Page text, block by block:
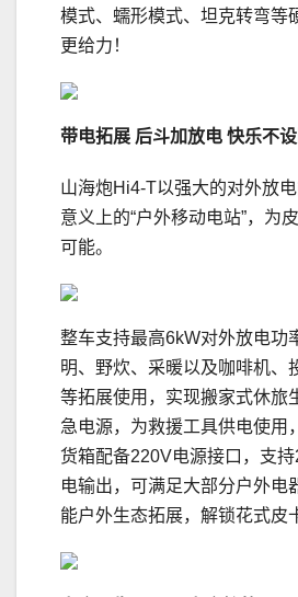
模式、蠕形模式、坦克转弯等
更给力！
带电拓展 后斗加放电 快乐不
山海炮Hi4-T以强大的对外放
意义上的“户外移动电站”，为
可能。
整车支持最高6kW对外放电功
明、野炊、采暖以及咖啡机、
等拓展使用，实现搬家式休旅
急电源，为救援工具供电使用
货箱配备220V电源接口，支
电输出，可满足大部分户外电
能户外生态拓展，解锁花式皮